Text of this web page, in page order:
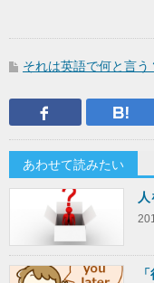
それは英語で何と言う
あわせて読みたい